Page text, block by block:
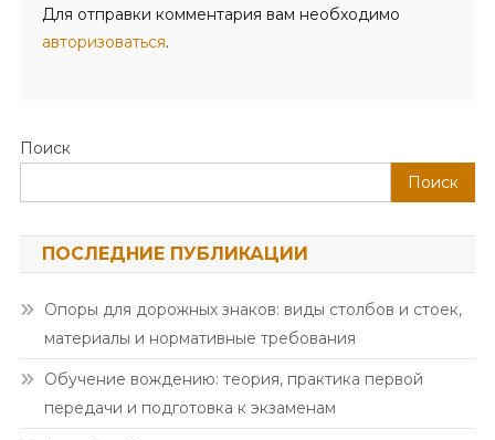
Для отправки комментария вам необходимо
авторизоваться.
Поиск
Поиск
ПОСЛЕДНИЕ ПУБЛИКАЦИИ
Опоры для дорожных знаков: виды столбов и стоек,
материалы и нормативные требования
Обучение вождению: теория, практика первой
передачи и подготовка к экзаменам